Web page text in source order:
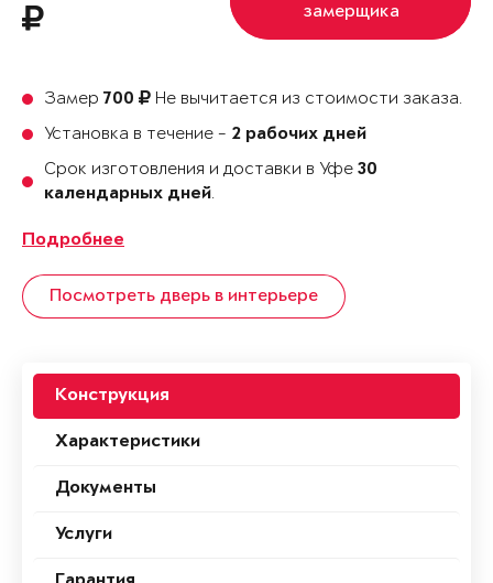
замерщика
Замер 700
Не вычитается из стоимости заказа.
Установка в течение - 2 рабочих дней
Срок изготовления и доставки в Уфе 30
календарных дней.
Подробнее
Посмотреть дверь в интерьере
Конструкция
Характеристики
Документы
Услуги